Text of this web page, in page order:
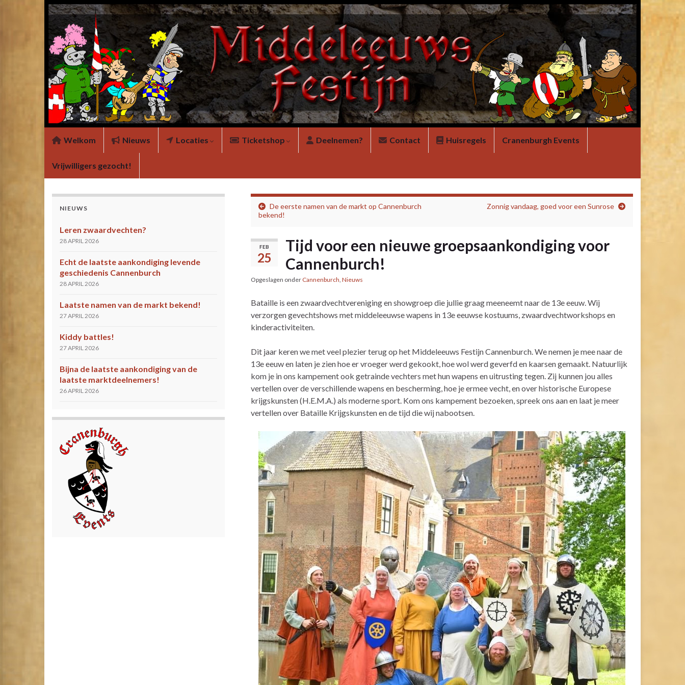
Welkom Nieuws Locaties Ticketshop Deelnemen? Contact Huisregels Cranenburgh Events
Vrijwilligers gezocht!
De eerste namen van de markt op Cannenburch
bekend!
Zonnig vandaag, goed voor een Sunrose
FEB
25
Tijd voor een nieuwe groepsaankondiging voor
Cannenburch!
Opgeslagen onder Cannenburch, Nieuws
Bataille is een zwaardvechtvereniging en showgroep die jullie graag meeneemt naar de 13e eeuw. Wij
verzorgen gevechtshows met middeleeuwse wapens in 13e eeuwse kostuums, zwaardvechtworkshops en
kinderactiviteiten.
Dit jaar keren we met veel plezier terug op het Middeleeuws Festijn Cannenburch. We nemen je mee naar de
13e eeuw en laten je zien hoe er vroeger werd gekookt, hoe wol werd geverfd en kaarsen gemaakt. Natuurlijk
kom je in ons kampement ook getrainde vechters met hun wapens en uitrusting tegen. Zij kunnen jou alles
vertellen over de verschillende wapens en bescherming, hoe je ermee vecht, en over historische Europese
krijgskunsten (H.E.M.A.) als moderne sport. Kom ons kampement bezoeken, spreek ons aan en laat je meer
vertellen over Bataille Krijgskunsten en de tijd die wij nabootsen.
NIEUWS
Leren zwaardvechten?
28 APRIL 2026
Echt de laatste aankondiging levende
geschiedenis Cannenburch
28 APRIL 2026
Laatste namen van de markt bekend!
27 APRIL 2026
Kiddy battles!
27 APRIL 2026
Bijna de laatste aankondiging van de
laatste marktdeelnemers!
26 APRIL 2026